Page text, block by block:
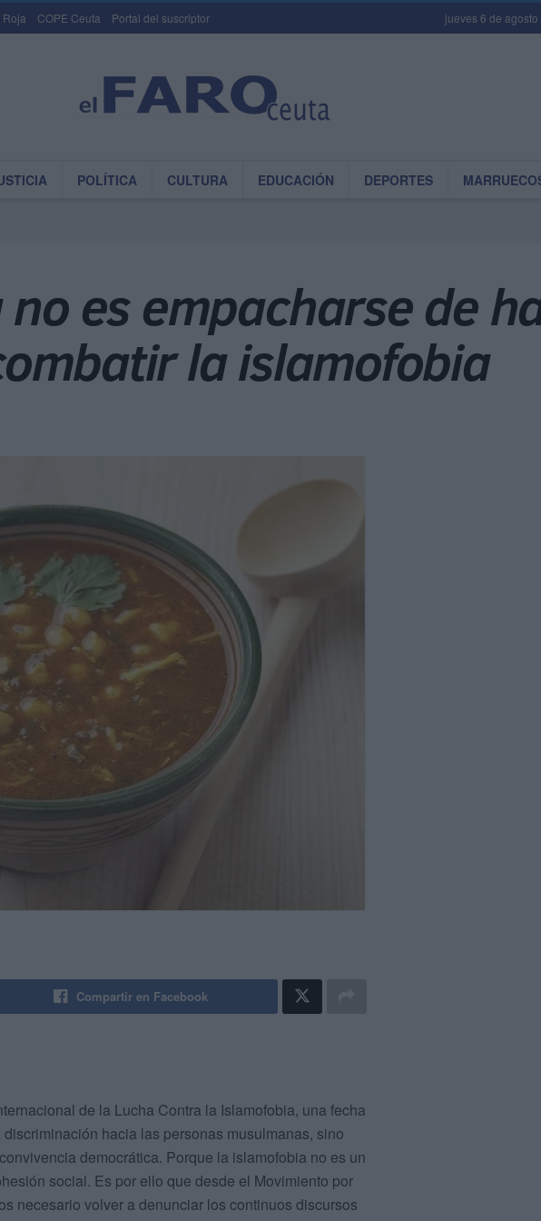
Roja COPE Ceuta Portal del suscriptor jueves 6 de
POLÍTICA CULTURA EDUCACIÓN DEPORTES
es empacharse de
la islamofobia
Compartir en Facebook
de la Lucha Contra la Islamofobia, una fecha
hacia las personas musulmanas, sino
democrática. Porque la islamofobia no es un
social. Es por ello que desde el Movimiento por
necesario volver a denunciar los continuos discursos